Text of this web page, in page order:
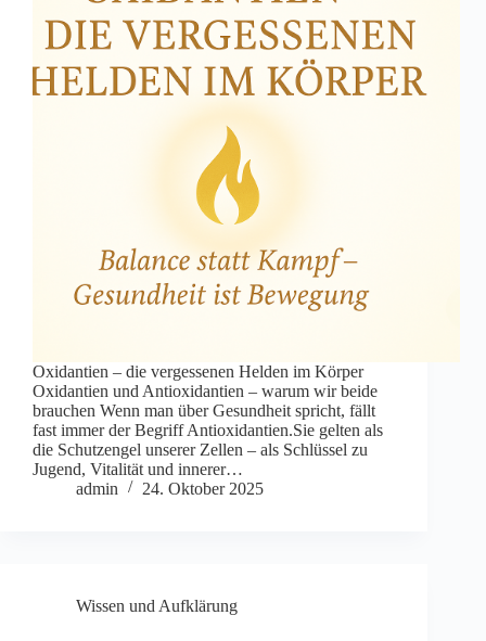
Oxidantien – die vergessenen Helden im Körper
Oxidantien und Antioxidantien – warum wir beide
brauchen Wenn man über Gesundheit spricht, fällt
fast immer der Begriff Antioxidantien.Sie gelten als
die Schutzengel unserer Zellen – als Schlüssel zu
Jugend, Vitalität und innerer…
admin
24. Oktober 2025
Wissen und Aufklärung